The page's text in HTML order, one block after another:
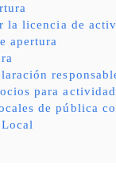
la licencia de
apertura
para
de pública